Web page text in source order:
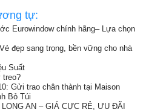
tự:
Eurowindow chính hãng– Lựa chọn
đẹp sang trọng, bền vững cho nhà
Suất
treo?
Gửi trao chân thành tại Maison
Bỏ Túi
AN – GIÁ CỰC RẺ, ƯU ĐÃI